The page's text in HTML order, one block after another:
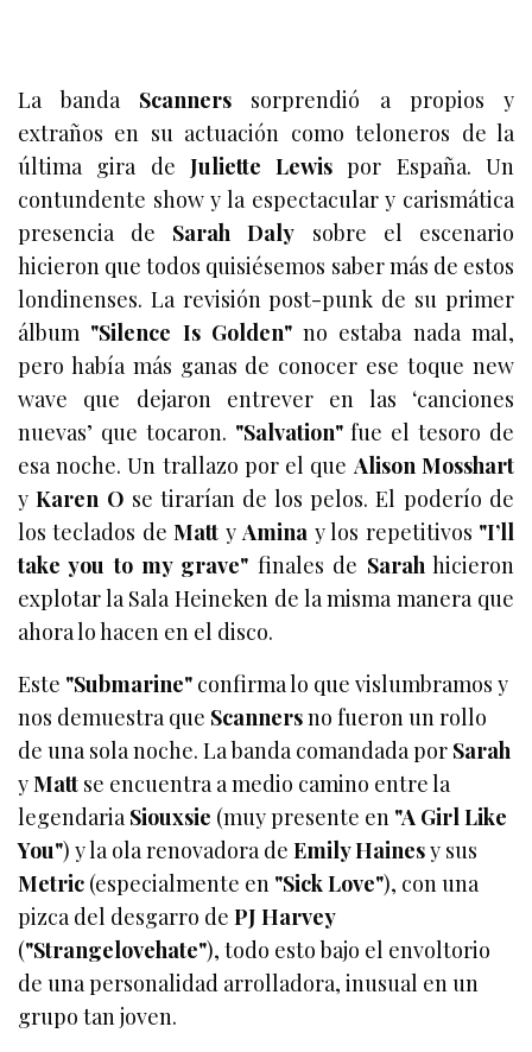
La banda Scanners sorprendió a propios y
extraños en su actuación como teloneros de la
última gira de Juliette Lewis por España. Un
contundente show y la espectacular y carismática
presencia de Sarah Daly sobre el escenario
hicieron que todos quisiésemos saber más de estos
londinenses. La revisión post-punk de su primer
álbum "Silence Is Golden"no estaba nada mal,
pero había más ganas de conocer ese toque new
wave que dejaron entrever en las ‘canciones
nuevas’ que tocaron. "Salvation"fue el tesoro de
esa noche. Un trallazo por el queAlison Mosshart
yKaren O se tirarían de los pelos. El poderío de
los teclados deMatt yAmina y los repetitivos "I’ll
take you to my grave" finales de Sarahhicieron
explotar la Sala Heineken de la misma manera que
ahora lo hacen en el disco.
Este "Submarine" confirma lo que vislumbramos y
nos demuestra que Scannersno fueron un rollo
de una sola noche. La banda comandada por Sarah
yMatt se encuentra a medio camino entre la
legendariaSiouxsie (muy presente en "A Girl Like
You") y la ola renovadora deEmily Hainesy sus
Metric (especialmente en "Sick Love"), con una
pizca del desgarro dePJ Harvey
("Strangelovehate"), todo esto bajo el envoltorio
de una personalidad arrolladora, inusual en un
grupo tan joven.